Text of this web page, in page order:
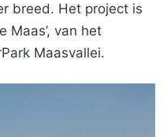
breed. Het project is
Maas’, van het
Maasvallei.